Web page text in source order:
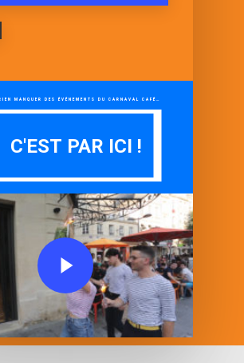
MANQUER DES ÉVÉNEMENTS DU CARNAVAL CAFÉ…
PAR ICI !
C'EST PAR ICI !